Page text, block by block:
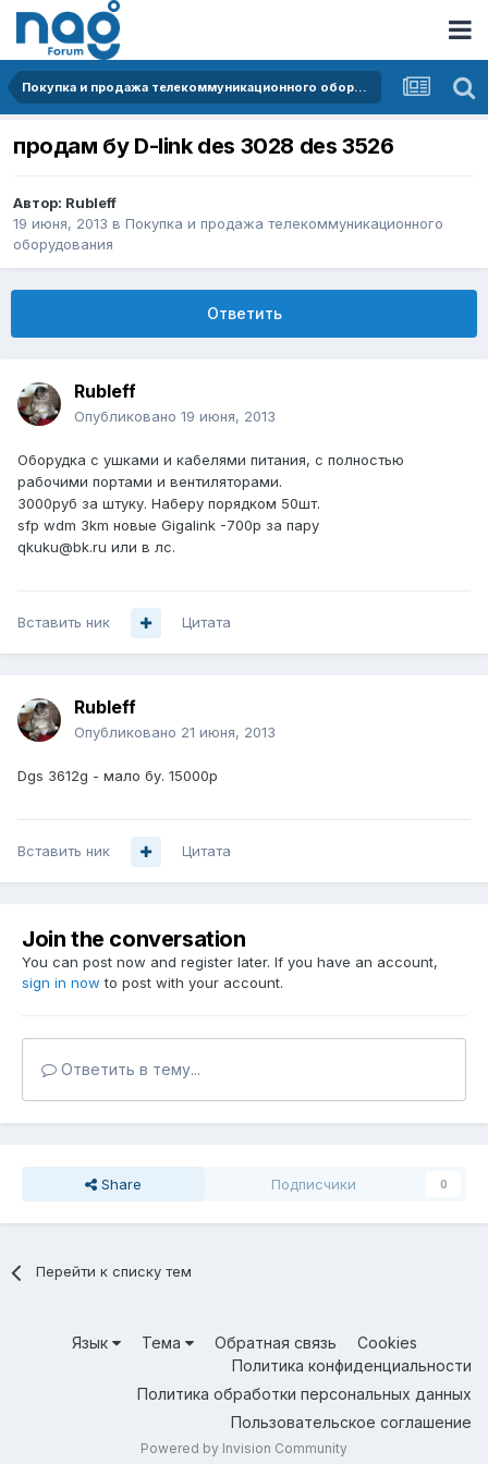
Покупка и продажа телекоммуникационного оборудования
продам бу D-link des 3028 des 3526
Автор: Rubleff
19 июня, 2013 в Покупка и продажа телекоммуникационного
оборудования
Ответить
Rubleff
Опубликовано 19 июня, 2013
Оборудка с ушками и кабелями питания, с полностью
рабочими портами и вентиляторами.
3000руб за штуку. Наберу порядком 50шт.
sfp wdm 3km новые Gigalink -700р за пару
qkuku@bk.ru или в лс.
Вставить ник Цитата
Rubleff
Опубликовано 21 июня, 2013
Dgs 3612g - мало бу. 15000р
Вставить ник Цитата
Join the conversation
You can post now and register later. If you have an account,
sign in now to post with your account.
Ответить в тему...
Share Подписчики 0
Перейти к списку тем
Язык Тема Обратная связь
Cookies
Политика конфиденциальности
Политика обработки персональных данных
Пользовательское соглашение
Powered by Invision Community